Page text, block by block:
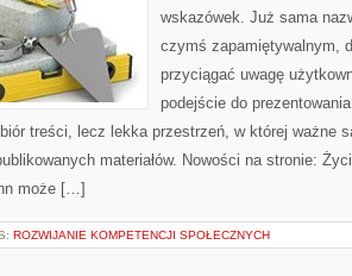
wskazówek. Już sama
czymś zapamiętywalnym,
przyciągać uwagę
podejście do
treści, lecz lekka przestrzeń, w której ważne
materiałów. Nowości na stronie:
może […]
ROZWIJANIE KOMPETENCJI SPOŁECZNYCH